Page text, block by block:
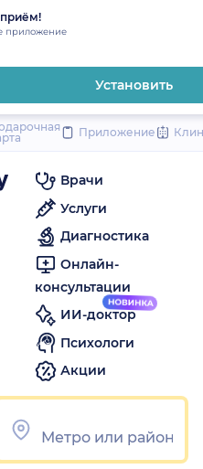
приложение
Установить
Приложение
Врачи
Услуги
Диагностика
Онлайн-
консультации
ИИ-доктор
Психологи
Акции